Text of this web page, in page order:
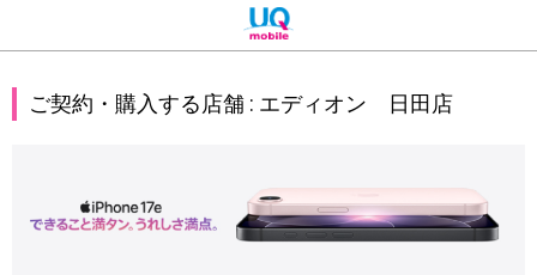
ご契約・購入する店舗 : エディオン 日田店